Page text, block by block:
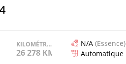
KILOMÉTRAGE
26 278 KM
N/A (Essence)
Automatique